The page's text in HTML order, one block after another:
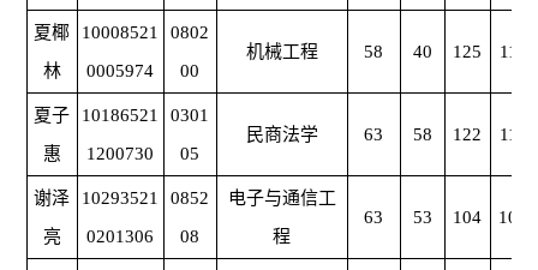
夏椰
林
10008521
0005974
0802
00
机械工程 58 40 125 119
夏子
惠
10186521
1200730
0301
05
民商法学 63 58 122 110
谢泽
亮
10293521
0201306
0852
08
电子与通信工
程
63 53 104 100